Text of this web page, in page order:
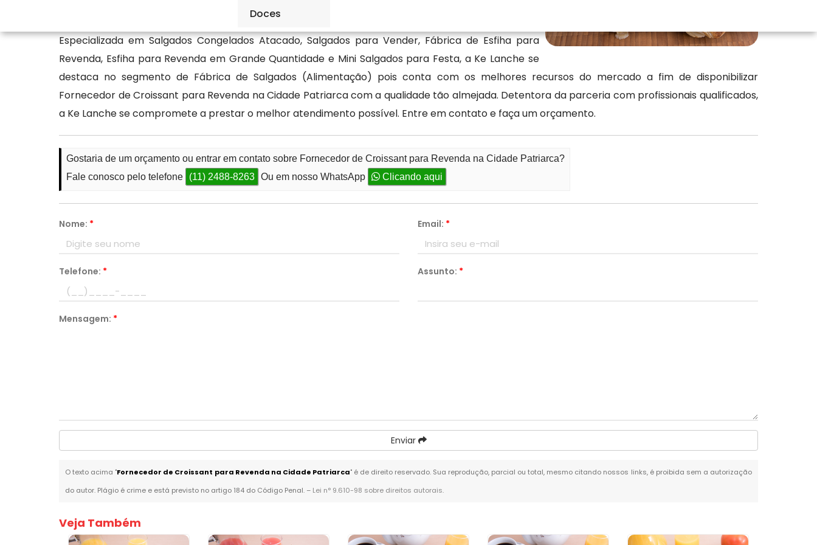
Doces
Especializada em Salgados Congelados Atacado, Salgados para Vender, Fábrica de Esfiha para
Revenda, Esfiha para Revenda em Grande Quantidade e Mini Salgados para Festa, a Ke Lanche se
destaca no segmento de Fábrica de Salgados (Alimentação) pois conta com os melhores recursos do mercado a fim de disponibilizar
Fornecedor de Croissant para Revenda na Cidade Patriarca com a qualidade tão almejada. Detentora da parceria com profissionais qualificados,
a Ke Lanche se compromete a prestar o melhor atendimento possível. Entre em contato e faça um orçamento.
Gostaria de um orçamento ou entrar em contato sobre Fornecedor de Croissant para Revenda na Cidade Patriarca?
Fale conosco pelo telefone
(11) 2488-8263 Ou em nosso WhatsApp Clicando aqui
Nome: * Email: *
Telefone: * Assunto: *
Mensagem: *
Enviar
O texto acima "Fornecedor de Croissant para Revenda na Cidade Patriarca" é de direito reservado. Sua reprodução, parcial ou total, mesmo citando nossos links, é proibida sem a autorização
do autor. Plágio é crime e está previsto no artigo 184 do Código Penal. – Lei n° 9.610-98 sobre direitos autorais.
Veja Também